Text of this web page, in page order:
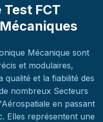
FCT
Mécanique sont
et modulaires,
qualité et la fiabilité des
nombreux Secteurs
en passant
Elles représentent une